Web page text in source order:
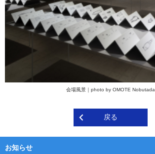
会場風景｜photo by OMOTE Nobutada
戻る
お知らせ